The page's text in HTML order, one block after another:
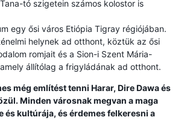
tó szigetein számos kolostor is
egy ősi város Etiópia Tigray régiójában.
helynek ad otthont, köztük az ősi
romjait és a Sion-i Szent Mária-
állítólag a frigyládának ad otthont.
még említést tenni Harar, Dire Dawa és
Minden városnak megvan a maga
és kultúrája, és érdemes felkeresni a